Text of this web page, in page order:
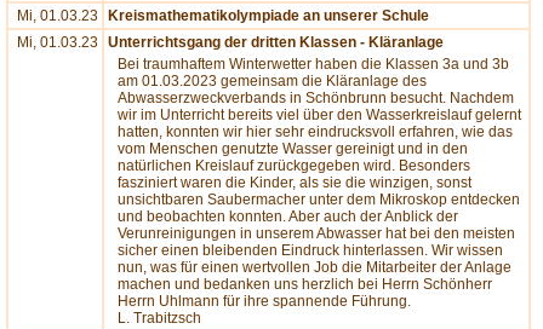
Mi, 01.03.23
Kreismathematikolympiade an unserer Schule
Mi, 01.03.23 Unterrichtsgang der dritten Klassen - Kläranlage
Bei traumhaftem Winterwetter haben die Klassen 3a und 3b
am 01.03.2023 gemeinsam die Kläranlage des
Abwasserzweckverbands in Schönbrunn besucht. Nachdem
wir im Unterricht bereits viel über den Wasserkreislauf gelernt
hatten, konnten wir hier sehr eindrucksvoll erfahren, wie das
vom Menschen genutzte Wasser gereinigt und in den
natürlichen Kreislauf zurückgegeben wird. Besonders
fasziniert waren die Kinder, als sie die winzigen, sonst
unsichtbaren Saubermacher unter dem Mikroskop entdecken
und beobachten konnten. Aber auch der Anblick der
Verunreinigungen in unserem Abwasser hat bei den meisten
sicher einen bleibenden Eindruck hinterlassen. Wir wissen
nun, was für einen wertvollen Job die Mitarbeiter der Anlage
machen und bedanken uns herzlich bei Herrn Schönherr
Herrn Uhlmann für ihre spannende Führung.
L. Trabitzsch